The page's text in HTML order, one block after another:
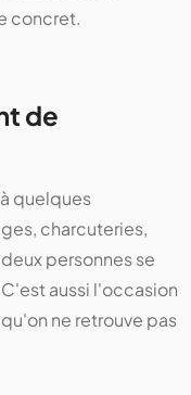
concret.
de
quelques
charcuteries,
personnes se
aussi l'occasion
ne retrouve pas